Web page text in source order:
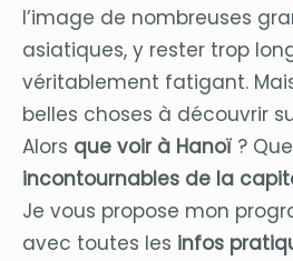
l’image de nombreuses
asiatiques, y rester trop
véritablement fatigant.
belles choses à découvrir
Alors que voir à Hanoï?
incontournables de la
Je vous propose mon
avec toutes les infos